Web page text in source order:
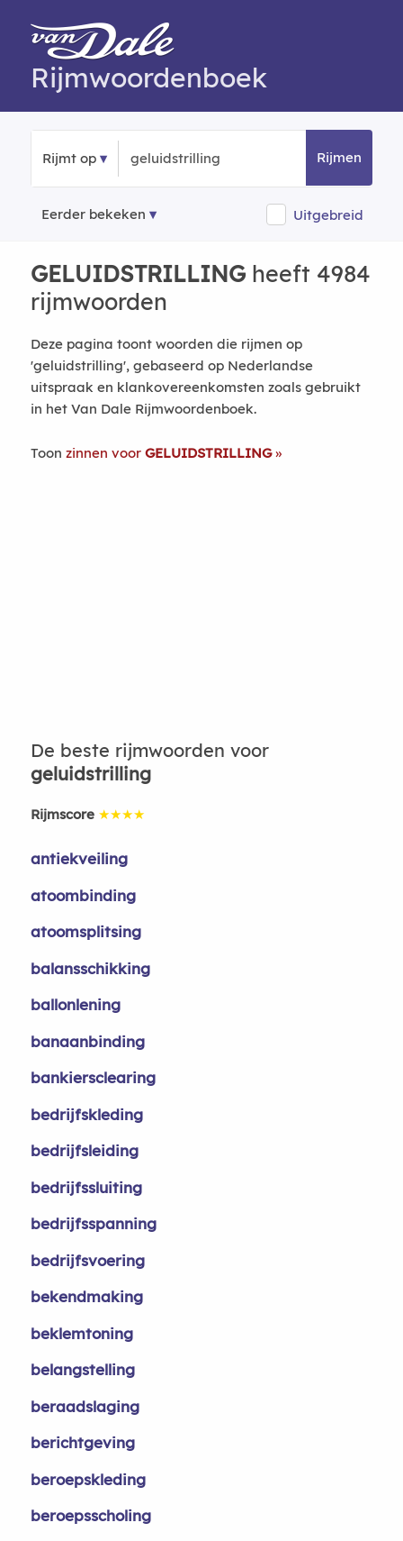
Rijmwoordenboek
Rijmt op Rijmen
Eerder bekeken Uitgebreid
GELUIDSTRILLINGheeft 4984
rijmwoorden
Deze pagina toont woorden die rijmen op
'geluidstrilling', gebaseerd op Nederlandse
uitspraak en klankovereenkomsten zoals gebruikt
in het Van Dale Rijmwoordenboek.
Toon zinnen voor GELUIDSTRILLING
De beste rijmwoorden voor
geluidstrilling
Rijmscore ★★★★
antiekveiling
atoombinding
atoomsplitsing
balansschikking
ballonlening
banaanbinding
bankiersclearing
bedrijfskleding
bedrijfsleiding
bedrijfssluiting
bedrijfsspanning
bedrijfsvoering
bekendmaking
beklemtoning
belangstelling
beraadslaging
berichtgeving
beroepskleding
beroepsscholing